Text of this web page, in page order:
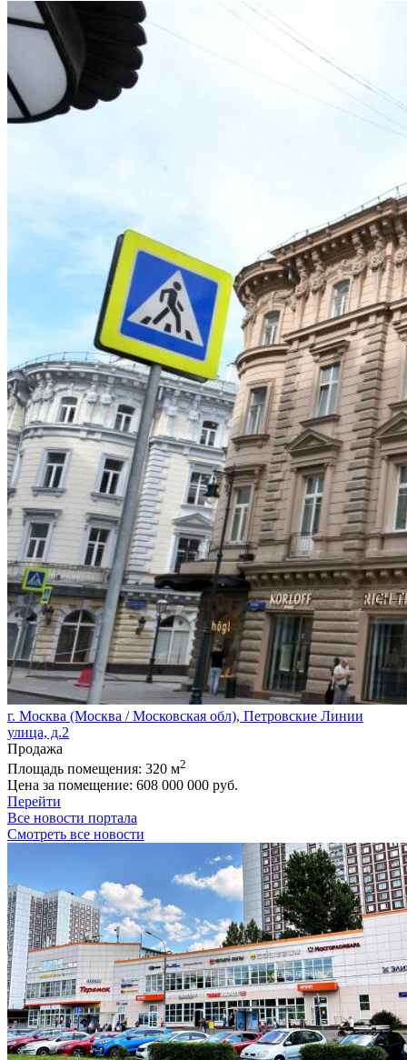
г. Москва (Москва / Московская обл), Петровские Линии
улица, д.2
Продажа
Площадь помещения: 320 м2
Цена за помещение: 608 000 000 руб.
Перейти
Все новости портала
Смотреть все новости